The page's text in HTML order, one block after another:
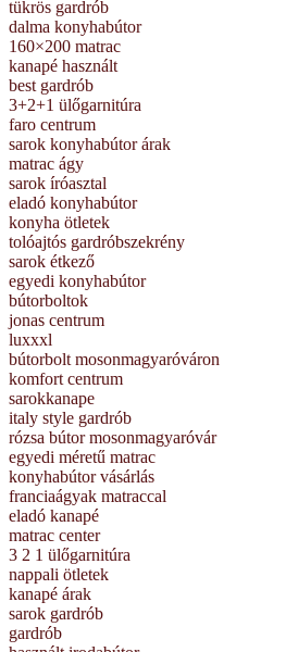
tükrös gardrób
dalma konyhabútor
160×200 matrac
kanapé használt
best gardrób
3+2+1 ülőgarnitúra
faro centrum
sarok konyhabútor árak
matrac ágy
sarok íróasztal
eladó konyhabútor
konyha ötletek
tolóajtós gardróbszekrény
sarok étkező
egyedi konyhabútor
bútorboltok
jonas centrum
luxxxl
bútorbolt mosonmagyaróváron
komfort centrum
sarokkanape
italy style gardrób
rózsa bútor mosonmagyaróvár
egyedi méretű matrac
konyhabútor vásárlás
franciaágyak matraccal
eladó kanapé
matrac center
3 2 1 ülőgarnitúra
nappali ötletek
kanapé árak
sarok gardrób
gardrób